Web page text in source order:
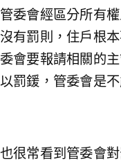
委會經區分所有
有罰則，住戶根
會要報請相關的
罰鍰，管委會是
很常看到管委會